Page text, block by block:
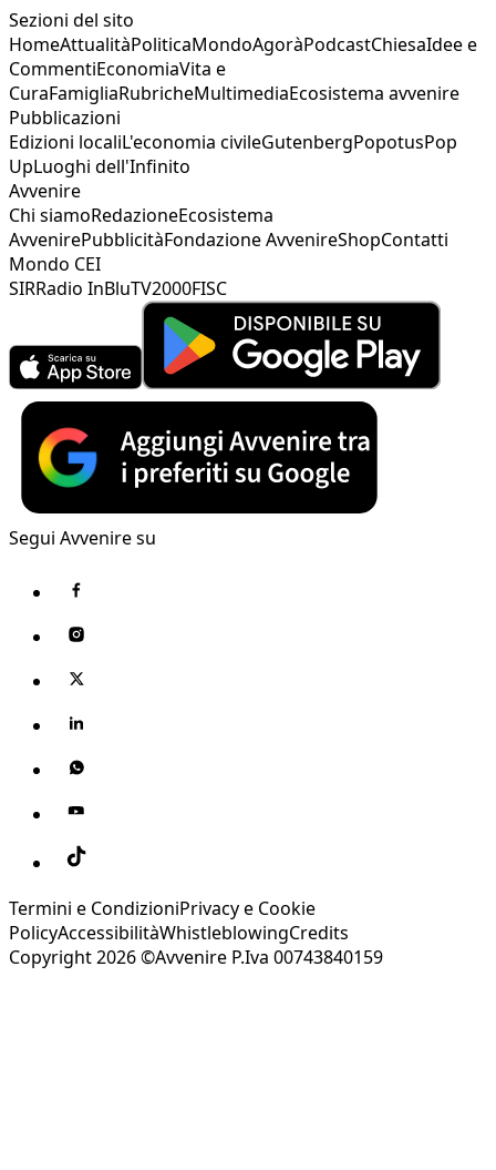
Sezioni del sito
HomeAttualitàPoliticaMondoAgoràPodcastChiesaIdee e
CommentiEconomiaVita e
CuraFamigliaRubricheMultimediaEcosistema avvenire
Pubblicazioni
Edizioni localiL'economia civileGutenbergPopotusPop
UpLuoghi dell'Infinito
Avvenire
Chi siamoRedazioneEcosistema
AvvenirePubblicitàFondazione AvvenireShopContatti
Mondo CEI
SIRRadio InBluTV2000FISC
Segui Avvenire su
Termini e CondizioniPrivacy e Cookie
PolicyAccessibilitàWhistleblowingCredits
Copyright 2026 ©Avvenire P.Iva 00743840159